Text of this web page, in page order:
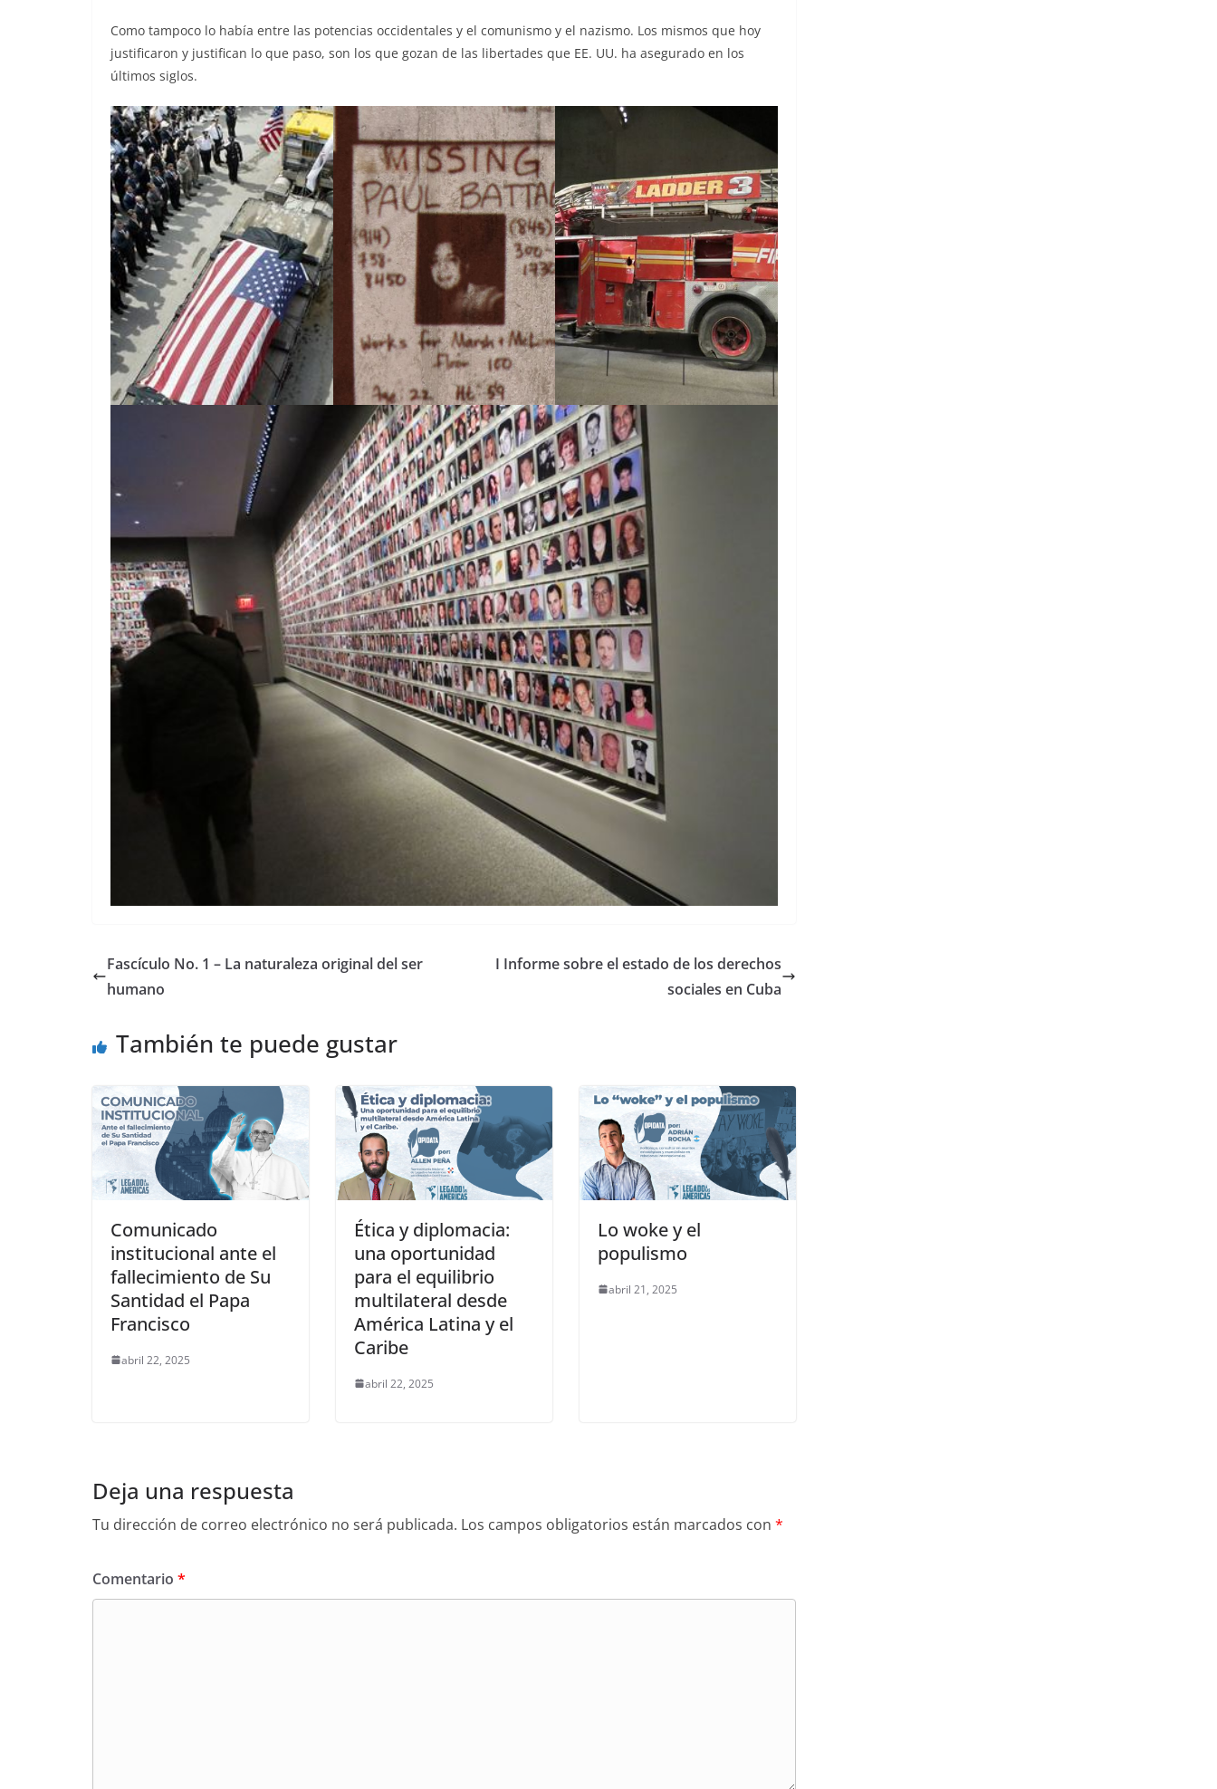
Como tampoco lo había entre las potencias occidentales y el comunismo y el nazismo. Los mismos que hoy
justificaron y justifican lo que paso, son los que gozan de las libertades que EE. UU. ha asegurado en los
últimos siglos.
Fascículo No. 1 – La naturaleza original del ser
humano
I Informe sobre el estado de los derechos
sociales en Cuba
También te puede gustar
Comunicado
institucional ante el
fallecimiento de Su
Santidad el Papa
Francisco
abril 22, 2025
Ética y diplomacia:
una oportunidad
para el equilibrio
multilateral desde
América Latina y el
Caribe
abril 22, 2025
Lo woke y el
populismo
abril 21, 2025
Deja una respuesta
Tu dirección de correo electrónico no será publicada. Los campos obligatorios están marcados con *
Comentario *